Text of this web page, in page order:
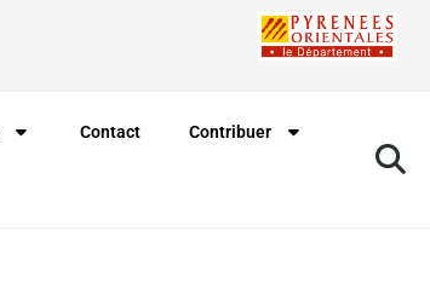
Contact Contribuer